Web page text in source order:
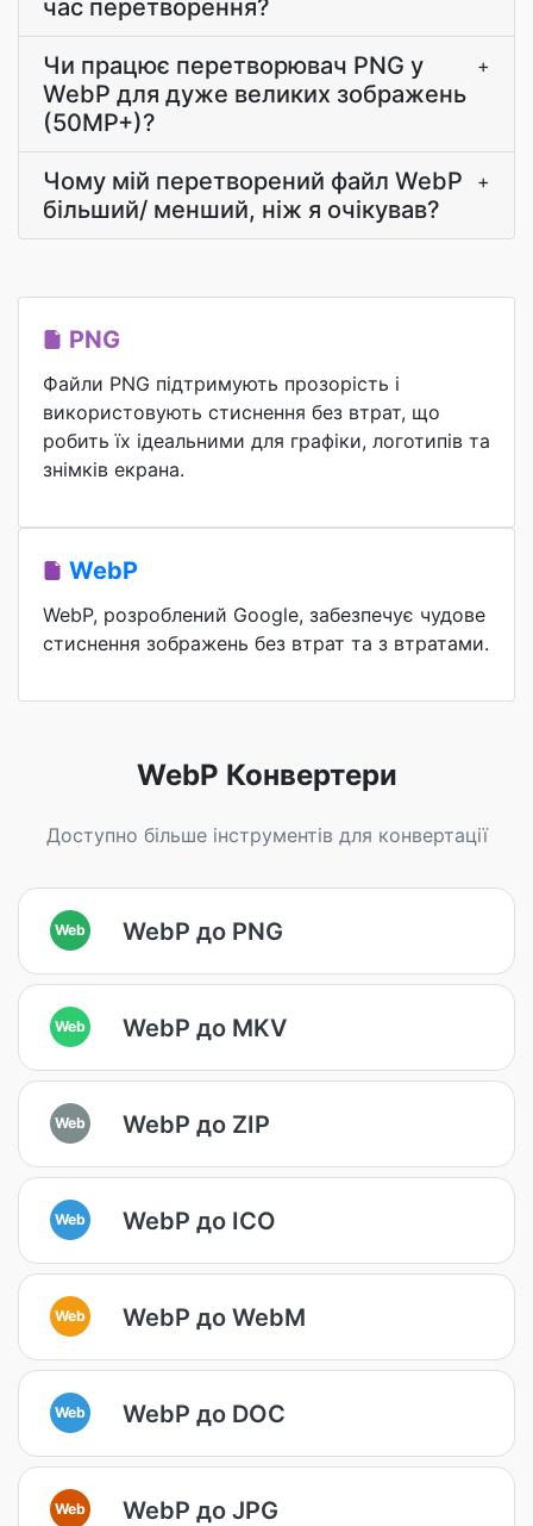
час перетворення?
Чи працює перетворювач PNG у
WebP для дуже великих зображень
(50MP+)?
+
Чому мій перетворений файл WebP
більший/ менший, ніж я очікував?
+
PNG
Файли PNG підтримують прозорість і
використовують стиснення без втрат, що
робить їх ідеальними для графіки, логотипів та
знімків екрана.
WebP
WebP, розроблений Google, забезпечує чудове
стиснення зображень без втрат та з втратами.
WebP Конвертери
Доступно більше інструментів для конвертації
Web WebP до PNG
Web WebP до MKV
Web WebP до ZIP
Web WebP до ICO
Web WebP до WebM
Web WebP до DOC
Web WebP до JPG